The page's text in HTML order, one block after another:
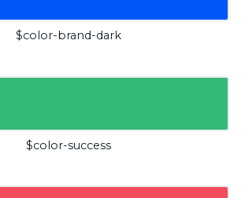
$color-brand-dark
$color-success